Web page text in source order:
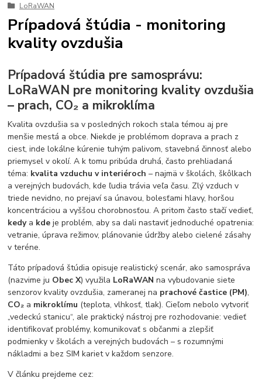
LoRaWAN
Prípadová štúdia - monitoring
kvality ovzdušia
Prípadová štúdia pre samosprávu:
LoRaWAN pre monitoring kvality ovzdušia
– prach, CO₂ a mikroklíma
Kvalita ovzdušia sa v posledných rokoch stala témou aj pre
menšie mestá a obce. Niekde je problémom doprava a prach z
ciest, inde lokálne kúrenie tuhým palivom, stavebná činnosť alebo
priemysel v okolí. A k tomu pribúda druhá, často prehliadaná
téma: kvalita vzduchu v interiéroch – najmä v školách, škôlkach
a verejných budovách, kde ľudia trávia veľa času. Zlý vzduch v
triede nevidno, no prejaví sa únavou, bolesťami hlavy, horšou
koncentráciou a vyššou chorobnosťou. A pritom často stačí vedieť,
kedya kde je problém, aby sa dali nastaviť jednoduché opatrenia:
vetranie, úprava režimov, plánovanie údržby alebo cielené zásahy
v teréne.
Táto prípadová štúdia opisuje realistický scenár, ako samospráva
(nazvime ju Obec X) využila LoRaWAN na vybudovanie siete
senzorov kvality ovzdušia, zameranej na prachové častice (PM),
CO₂ a mikroklímu (teplota, vlhkosť, tlak). Cieľom nebolo vytvoriť
„vedeckú stanicu“, ale praktický nástroj pre rozhodovanie: vedieť
identifikovať problémy, komunikovať s občanmi a zlepšiť
podmienky v školách a verejných budovách – s rozumnými
nákladmi a bez SIM kariet v každom senzore.
V článku prejdeme cez: